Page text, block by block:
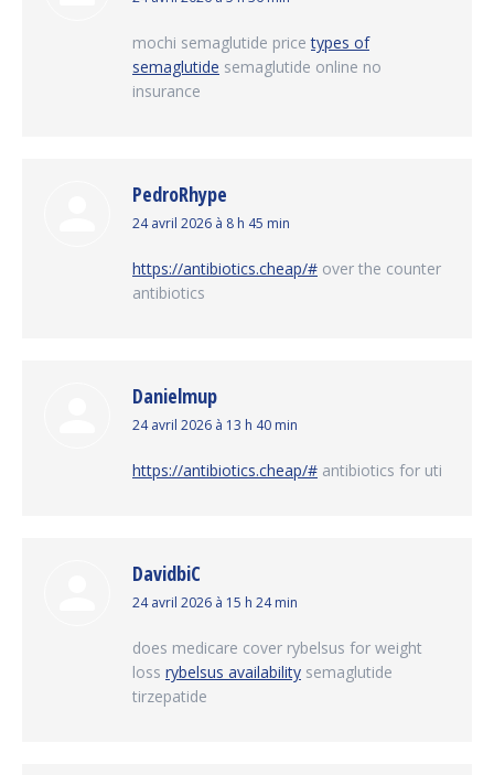
mochi semaglutide pricetypes of
semaglutide semaglutide online no
insurance
PedroRhype
dit
24 avril 2026 à 8 h 45 min
https://antibiotics.cheap/# over the counter
antibiotics
Danielmup
dit
24 avril 2026 à 13 h 40 min
https://antibiotics.cheap/# antibiotics for uti
DavidbiC
dit
24 avril 2026 à 15 h 24 min
does medicare cover rybelsus for weight
loss rybelsus availability semaglutide
tirzepatide